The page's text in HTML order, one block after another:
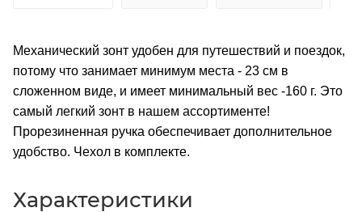
Механический зонт удобен для путешествий и поездок,
потому что занимает минимум места - 23 см в
сложенном виде, и имеет минимальный вес -160 г. Это
самый легкий зонт в нашем ассортименте!
Прорезиненная ручка обеспечивает дополнительное
удобство. Чехол в комплекте.
Характеристики